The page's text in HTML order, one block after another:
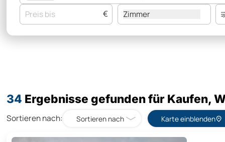
€
Zimmer
34 Ergebnisse gefunden für Kaufen,
Sortieren nach: Sortieren nach Karte einblenden